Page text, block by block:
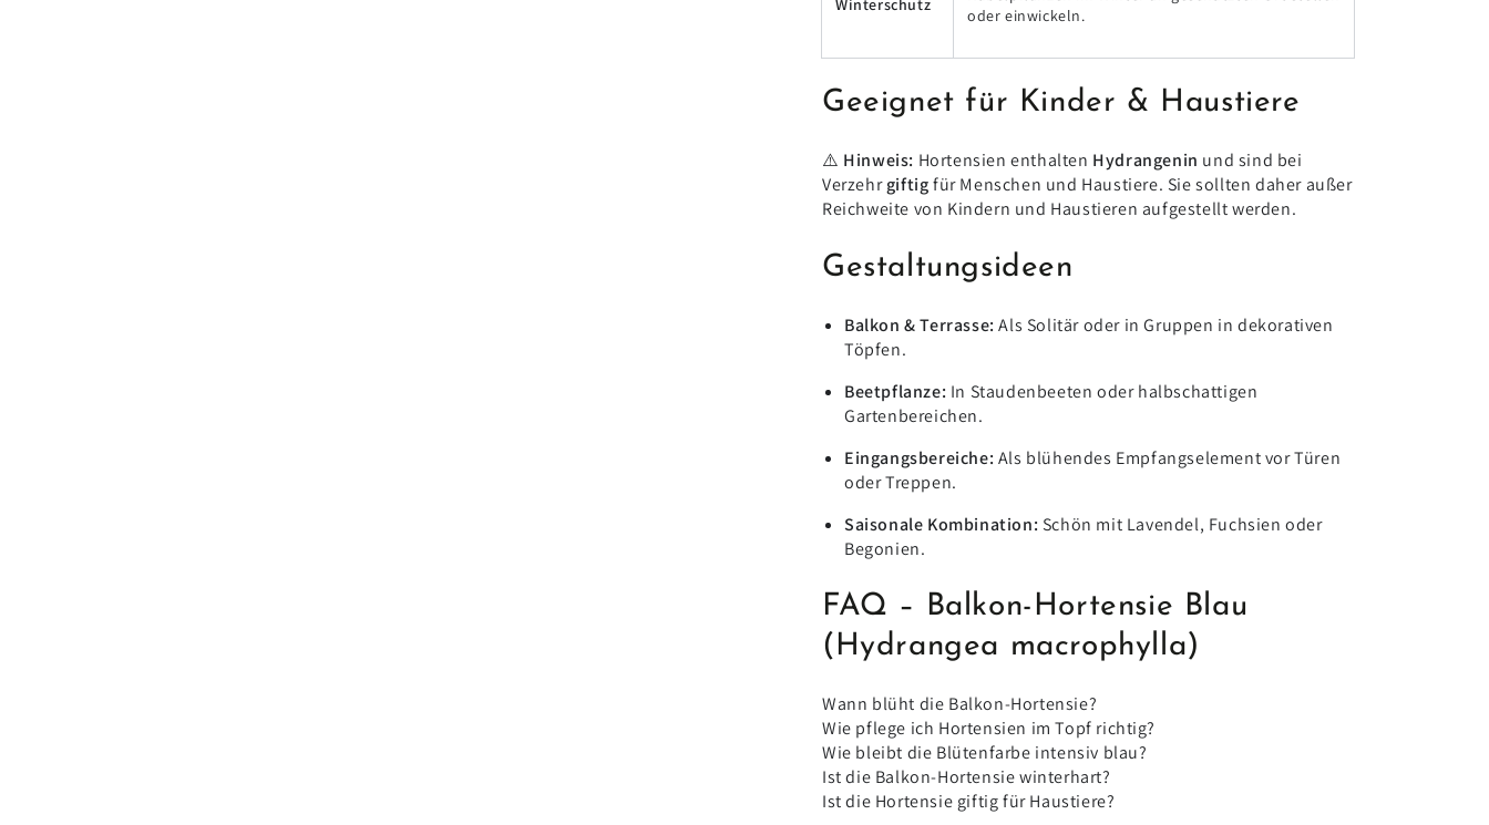
Winterschutz
oder einwickeln.
Geeignet für Kinder & Haustiere
⚠️ Hinweis: Hortensien enthalten Hydrangenin und sind bei
Verzehr giftigfür Menschen und Haustiere. Sie sollten daher außer
Reichweite von Kindern und Haustieren aufgestellt werden.
Gestaltungsideen
Balkon & Terrasse: Als Solitär oder in Gruppen in dekorativen
Töpfen.
Beetpflanze: In Staudenbeeten oder halbschattigen
Gartenbereichen.
Eingangsbereiche: Als blühendes Empfangselement vor Türen
oder Treppen.
Saisonale Kombination: Schön mit Lavendel, Fuchsien oder
Begonien.
FAQ – Balkon-Hortensie Blau
(Hydrangea macrophylla)
Wann blüht die Balkon-Hortensie?
Wie pflege ich Hortensien im Topf richtig?
Wie bleibt die Blütenfarbe intensiv blau?
Ist die Balkon-Hortensie winterhart?
Ist die Hortensie giftig für Haustiere?